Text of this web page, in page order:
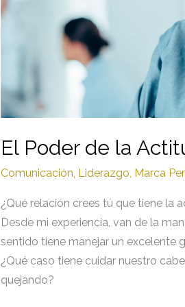
El Poder de la
Comunicación, Liderazgo, Marca
¿Qué relación crees tú que tiene la
Desde mi experiencia, van de la
sentido tiene manejar un excelente
¿Qué caso tiene cuidar nuestro
quejando?